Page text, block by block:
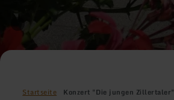
Startseite Konzert "Die jungen Zillertaler"